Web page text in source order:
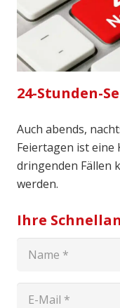
24-Stunden-
Auch abends,
Feiertagen ist
dringenden Fällen
werden.
Ihre